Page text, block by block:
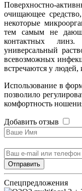
Поверхностно-
очищающее
некоторые
тем самым не
контактных линз.
универсальный
всевозможных
встречаются у
Использование в
позволило
комфортность
Добавить отзыв
Cпецпредложения